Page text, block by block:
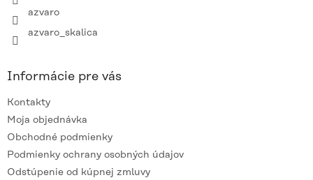
azvaro
azvaro_skalica
Informácie pre vás
Kontakty
Moja objednávka
Obchodné podmienky
Podmienky ochrany osobných údajov
Odstúpenie od kúpnej zmluvy